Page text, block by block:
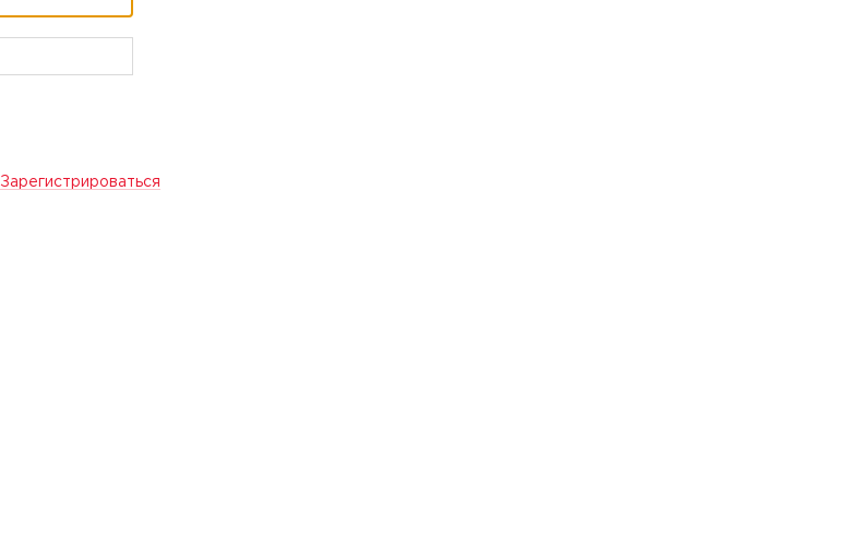
Зарегистрироваться